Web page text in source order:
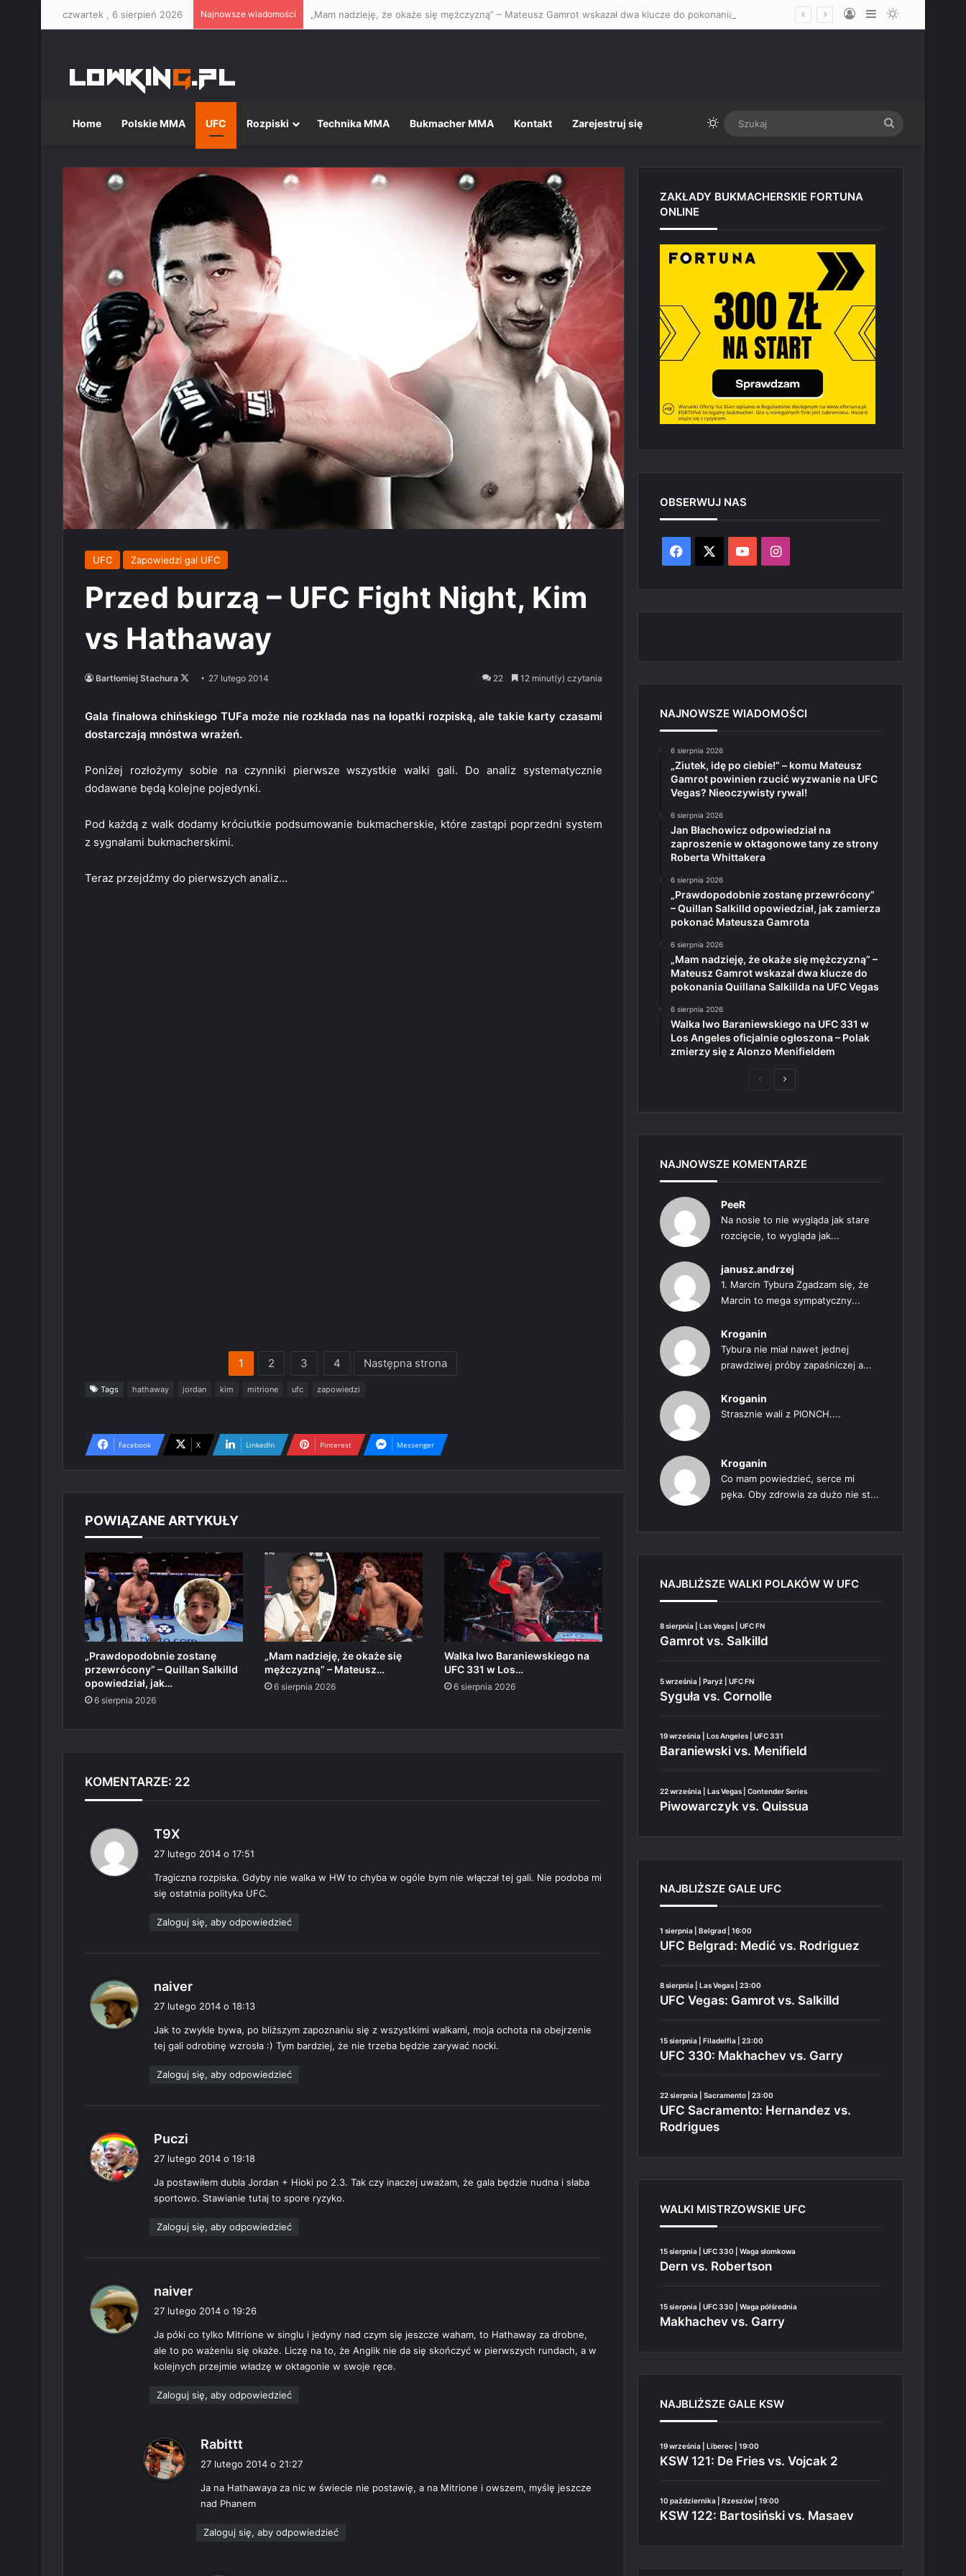
czwartek , 6 sierpień 2026 Najnowsze wiadomości Log InSidebarSwitch skin
Home Polskie MMA UFC Rozpiski Technika MMA Bukmacher MMA Kontakt Zarejestruj się Switch skin
UFC Zapowiedzi gal UFC
Przed burzą – UFC Fight Night, Kim
vs Hathaway
Bartłomiej Stachura
Follow
X
27 lutego 2014 22 12 minut(y) czytania
Gala finałowa chińskiego TUFa może nie rozkłada nas na łopatki rozpiską, ale takie karty czasami
dostarczają mnóstwa wrażeń.
Poniżej rozłożymy sobie na czynniki pierwsze wszystkie walki gali. Do analiz systematycznie
dodawane będą kolejne pojedynki.
Pod każdą z walk dodamy króciutkie podsumowanie bukmacherskie, które zastąpi poprzedni system
z sygnałami bukmacherskimi.
Teraz przejdźmy do pierwszych analiz…
1 2 3 4 Następna strona
Tags hathaway jordan kim mitrione ufc zapowiedzi
Facebook X LinkedIn Pinterest Messenger
POWIĄZANE ARTYKUŁY
„Prawdopodobnie zostanę
przewrócony” – Quillan Salkilld
opowiedział, jak…
6 sierpnia 2026
„Mam nadzieję, że okaże się
mężczyzną” – Mateusz…
6 sierpnia 2026
Walka Iwo Baraniewskiego na
UFC 331 w Los…
6 sierpnia 2026
KOMENTARZE: 22
T9X
z
e
27 lutego 2014 o 17:51
Tragiczna rozpiska. Gdyby nie walka w HW to chyba w ogóle bym nie włączał tej gali. Nie podoba mi
się ostatnia polityka UFC.
Zaloguj się, aby odpowiedzieć
naiver
z
e
27 lutego 2014 o 18:13
Jak to zwykle bywa, po bliższym zapoznaniu się z wszystkimi walkami, moja ochota na obejrzenie
tej gali odrobinę wzrosła :) Tym bardziej, że nie trzeba będzie zarywać nocki.
Zaloguj się, aby odpowiedzieć
Puczi
z
e
27 lutego 2014 o 19:18
Ja postawiłem dubla Jordan + Hioki po 2.3. Tak czy inaczej uważam, że gala będzie nudna i słaba
sportowo. Stawianie tutaj to spore ryzyko.
Zaloguj się, aby odpowiedzieć
naiver
z
e
:
27 lutego 2014 o 19:26
Ja póki co tylko Mitrione w singlu i jedyny nad czym się jeszcze waham, to Hathaway za drobne,
ale to po ważeniu się okaże. Liczę na to, że Anglik nie da się skończyć w pierwszych rundach, a w
kolejnych przejmie władzę w oktagonie w swoje ręce.
Zaloguj się, aby odpowiedzieć
Rabittt
z
e
27 lutego 2014 o 21:27
Ja na Hathawaya za nic w świecie nie postawię, a na Mitrione i owszem, myślę jeszcze
nad Phanem
Zaloguj się, aby odpowiedzieć
ZAKŁADY BUKMACHERSKIE FORTUNA
ONLINE
OBSERWUJ NAS
Facebook YouTubeInstagram
NAJNOWSZE WIADOMOŚCI
6 sierpnia 2026
„Ziutek, idę po ciebie!” – komu Mateusz
Gamrot powinien rzucić wyzwanie na UFC
Vegas? Nieoczywisty rywal!
6 sierpnia 2026
Jan Błachowicz odpowiedział na
zaproszenie w oktagonowe tany ze strony
Roberta Whittakera
6 sierpnia 2026
„Prawdopodobnie zostanę przewrócony”
– Quillan Salkilld opowiedział, jak zamierza
pokonać Mateusza Gamrota
6 sierpnia 2026
„Mam nadzieję, że okaże się mężczyzną” –
Mateusz Gamrot wskazał dwa klucze do
pokonania Quillana Salkillda na UFC Vegas
6 sierpnia 2026
Walka Iwo Baraniewskiego na UFC 331 w
Los Angeles oficjalnie ogłoszona – Polak
zmierzy się z Alonzo Menifieldem
PoprzedniaNastępna
NAJNOWSZE KOMENTARZE
PeeR
Na nosie to nie wygląda jak stare
rozcięcie, to wygląda jak...
janusz.andrzej
1. Marcin Tybura Zgadzam się, że
Marcin to mega sympatyczny...
Kroganin
Tybura nie miał nawet jednej
prawdziwej próby zapaśniczej a...
Kroganin
Strasznie wali z PIONCH....
Kroganin
Co mam powiedzieć, serce mi
pęka. Oby zdrowia za dużo nie st...
NAJBLIŻSZE WALKI POLAKÓW W UFC
8 sierpnia | Las Vegas | UFC FN
Gamrot vs. Salkilld
5 września | Paryż | UFC FN
Syguła vs. Cornolle
19 września | Los Angeles | UFC 331
Baraniewski vs. Menifield
22 września | Las Vegas | Contender Series
Piwowarczyk vs. Quissua
NAJBLIŻSZE GALE UFC
1 sierpnia | Belgrad | 16:00
UFC Belgrad: Medić vs. Rodriguez
8 sierpnia | Las Vegas | 23:00
UFC Vegas: Gamrot vs. Salkilld
15 sierpnia | Filadelfia | 23:00
UFC 330: Makhachev vs. Garry
22 sierpnia | Sacramento | 23:00
UFC Sacramento: Hernandez vs.
Rodrigues
WALKI MISTRZOWSKIE UFC
15 sierpnia | UFC 330 | Waga słomkowa
Dern vs. Robertson
15 sierpnia | UFC 330 | Waga półśrednia
Makhachev vs. Garry
NAJBLIŻSZE GALE KSW
19 września | Liberec | 19:00
KSW 121: De Fries vs. Vojcak 2
10 października | Rzeszów | 19:00
KSW 122: Bartosiński vs. Masaev